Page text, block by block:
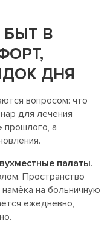
БЫТ В
ДНЯ
вопросом: что
для лечения
прошлого, а
палаты.
Пространство
на больничную
ежедневно,